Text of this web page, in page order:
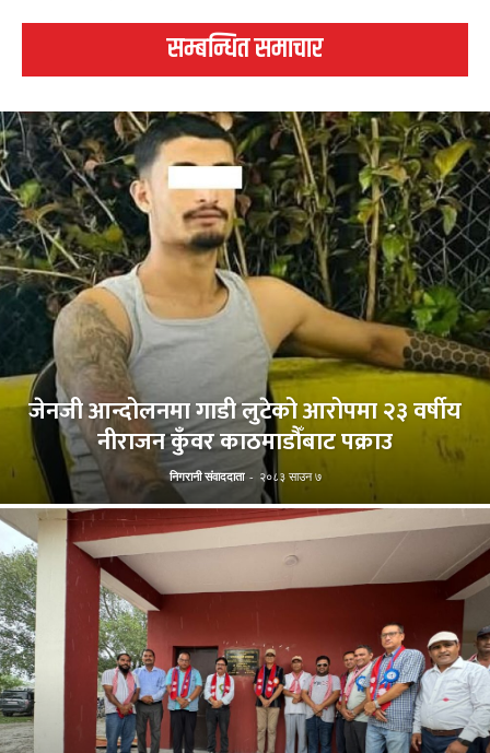
सम्बन्धित समाचार
जेनजी आन्दोलनमा गाडी लुटेको आरोपमा २३ वर्षीय
नीराजन कुँवर काठमाडौँबाट पक्राउ
निगरानी संवाददाता - २०८३ साउन ७